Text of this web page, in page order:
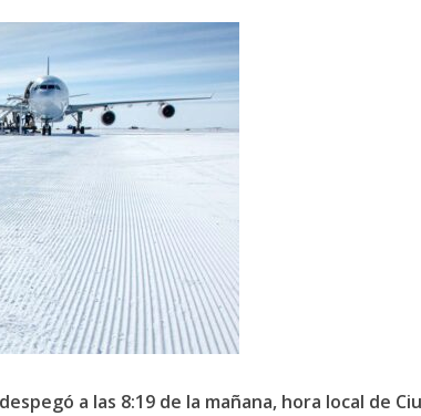
a las 8:19 de la mañana, hora local de